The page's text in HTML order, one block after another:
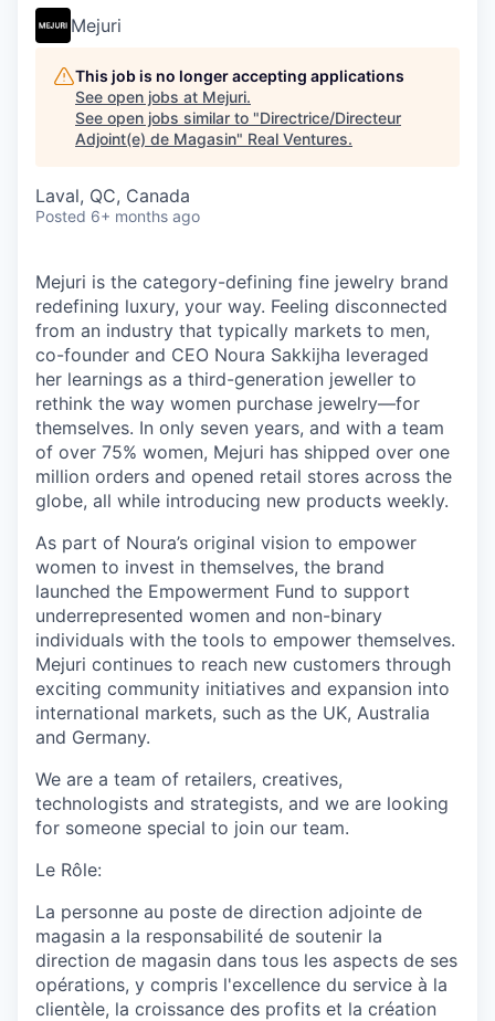
Mejuri
This job is no longer accepting applications
See open jobs at Mejuri.
See open jobs similar to "Directrice/Directeur
Adjoint(e) de Magasin" Real Ventures.
Laval, QC, Canada
Posted 6+ months ago
Mejuri is the category-defining fine jewelry brand
redefining luxury, your way. Feeling disconnected
from an industry that typically markets to men,
co-founder and CEO Noura Sakkijha leveraged
her learnings as a third-generation jeweller to
rethink the way women purchase jewelry—for
themselves. In only seven years, and with a team
of over 75% women, Mejuri has shipped over one
million orders and opened retail stores across the
globe, all while introducing new products weekly.
As part of Noura’s original vision to empower
women to invest in themselves, the brand
launched the Empowerment Fund to support
underrepresented women and non-binary
individuals with the tools to empower themselves.
Mejuri continues to reach new customers through
exciting community initiatives and expansion into
international markets, such as the UK, Australia
and Germany.
We are a team of retailers, creatives,
technologists and strategists, and we are looking
for someone special to join our team.
Le Rôle:
La personne au poste de direction adjointe de
magasin a la responsabilité de soutenir la
direction de magasin dans tous les aspects de ses
opérations, y compris l'excellence du service à la
clientèle, la croissance des profits et la création